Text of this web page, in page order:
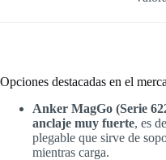
Opciones destacadas en el
Anker MagGo (Serie
anclaje muy fuerte, es
plegable que sirve de
mientras carga.